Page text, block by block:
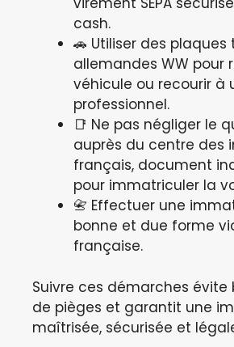
cash.
🚗 Utiliser des
allemandes WW pour
véhicule ou recourir à
professionnel.
📑 Ne pas négliger le
auprès du centre des
français, document
pour immatriculer la
📇 Effectuer une
bonne et due forme via
française.
Suivre ces démarches évite
de pièges et garantit une
maîtrisée, sécurisée et